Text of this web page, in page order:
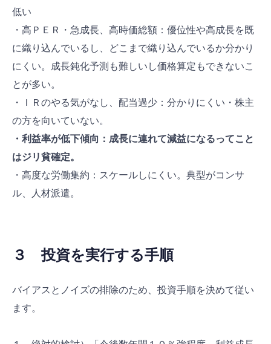
低い
・高ＰＥＲ・急成長、高時価総額：優位性や高成長を既
に織り込んでいるし、どこまで織り込んでいるか分かり
にくい。成長鈍化予測も難しいし価格算定もできないこ
とが多い。
・ＩＲのやる気がなし、配当過少：分かりにくい・株主
の方を向いていない。
・利益率が低下傾向：成長に連れて減益になるってこと
はジリ貧確定。
・高度な労働集約：スケールしにくい。典型がコンサ
ル、人材派遣。
３ 投資を実行する手順
バイアスとノイズの排除のため、投資手順を決めて従い
ます。